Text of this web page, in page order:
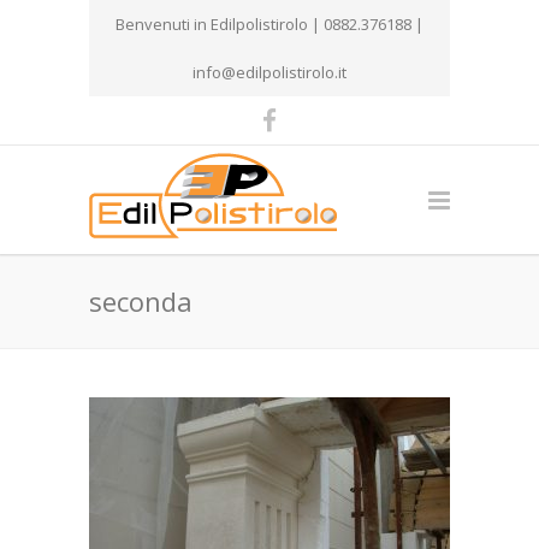
Benvenuti in Edilpolistirolo | 0882.376188 |
info@edilpolistirolo.it
seconda